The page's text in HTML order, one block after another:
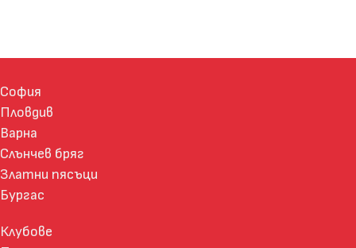
София
Пловдив
Варна
Слънчев бряг
Златни пясъци
Бургас
Клубове